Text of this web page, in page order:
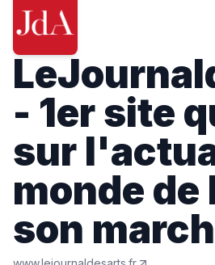
- 1er site
sur
monde
son